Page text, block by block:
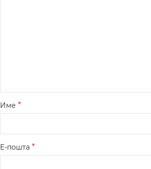
Име *
Е-пошта *